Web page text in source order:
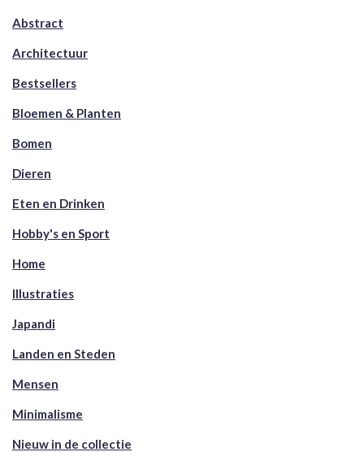
Abstract
Architectuur
Bestsellers
Bloemen & Planten
Bomen
Dieren
Eten en Drinken
Hobby's en Sport
Home
Illustraties
Japandi
Landen en Steden
Mensen
Minimalisme
Nieuw in de collectie